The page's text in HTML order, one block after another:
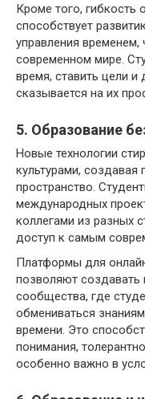
Кроме того, гибкость
способствует
управления
современном мире.
время, ставить цели и
сказывается на их
5. Образование
Новые технологии
культурами, создавая
пространство.
международных
коллегами из разных
доступ к самым
Платформы для
позволяют создавать
сообщества, где
обмениваться
времени. Это
понимания,
особенно важно в